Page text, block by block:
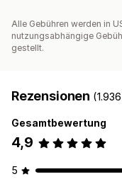
Alle Gebühren werden in
nutzungsabhängige
gestellt.
Rezensionen
Gesamtbewertung
4,9
5